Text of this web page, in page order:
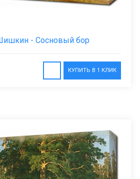
- Сосновый бор
КУПИТЬ В 1 КЛИК